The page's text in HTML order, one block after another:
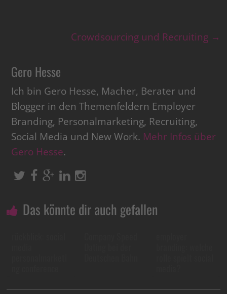
Crowdsourcing und Recruiting →
Gero Hesse
Ich bin Gero Hesse, Macher, Berater und
Blogger in den Themenfeldern Employer
Branding, Personalmarketing, Recruiting,
Social Media und New Work. Mehr Infos über
Gero Hesse.
Das könnte dir auch gefallen